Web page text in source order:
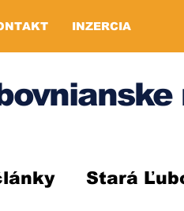
INZERCIA
Stará